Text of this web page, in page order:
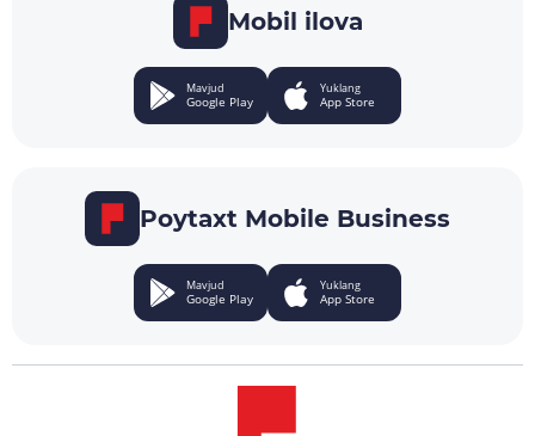
Mobil ilova
Mavjud
Google Play
Yuklang
App Store
Poytaxt Mobile Business
Mavjud
Google Play
Yuklang
App Store